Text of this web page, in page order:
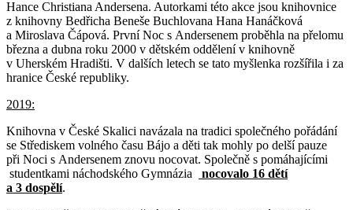
Hance Christiana Andersena. Autorkami této akce jsou knihovnice
z knihovny Bedřicha Beneše Buchlovana Hana Hanáčková
a Miroslava Čápová. První Noc s Andersenem proběhla na přelomu
března a dubna roku 2000 v dětském oddělení v knihovně
v Uherském Hradišti. V dalších letech se tato myšlenka rozšířila i za
hranice České republiky.
2019:
Knihovna v České Skalici navázala na tradici společného pořádání
se Střediskem volného času Bájo a děti tak mohly po delší pauze
při Noci s Andersenem znovu nocovat. Společně s pomáhajícími
studentkami náchodského Gymnázia
nocovalo 16 dětí
a 3 dospělí.